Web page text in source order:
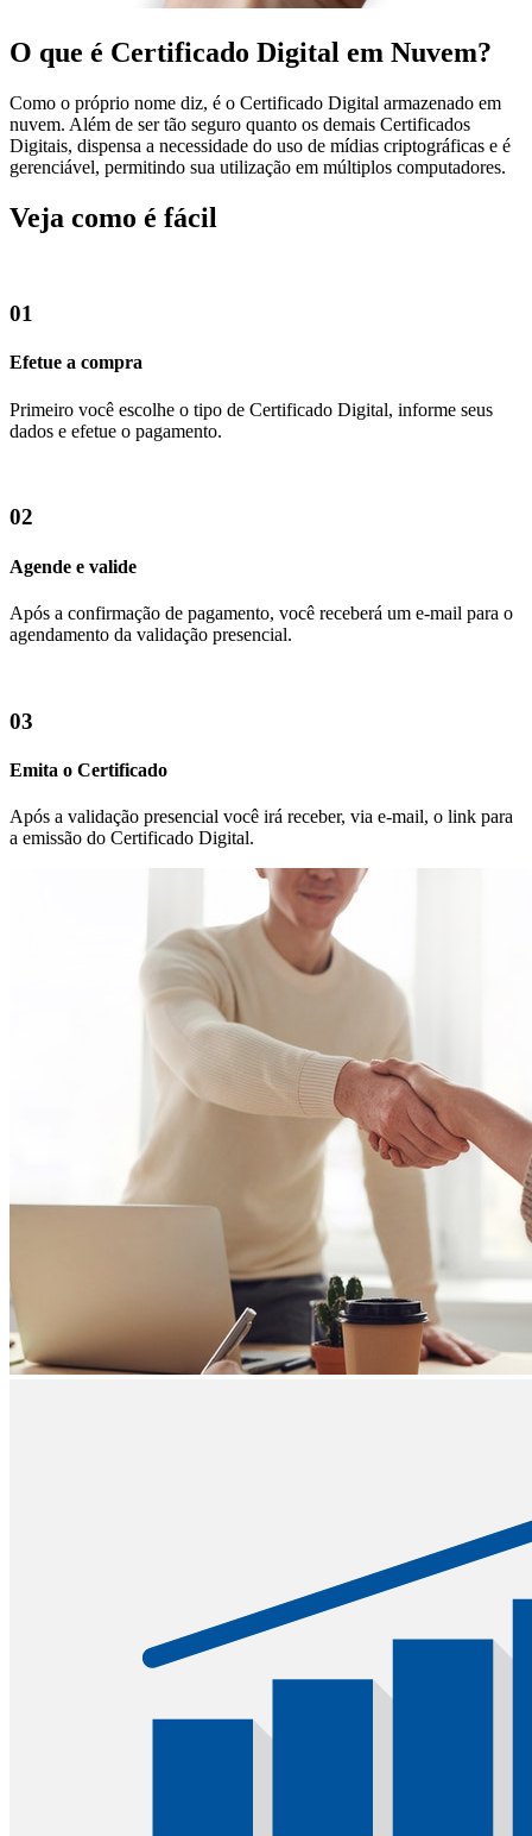
O que é Certificado Digital em Nuvem?
Como o próprio nome diz, é o Certificado Digital armazenado em
nuvem. Além de ser tão seguro quanto os demais Certificados
Digitais, dispensa a necessidade do uso de mídias criptográficas e é
gerenciável, permitindo sua utilização em múltiplos computadores.
Veja como é fácil
01
Efetue a compra
Primeiro você escolhe o tipo de Certificado Digital, informe seus
dados e efetue o pagamento.
02
Agende e valide
Após a confirmação de pagamento, você receberá um e-mail para o
agendamento da validação presencial.
03
Emita o Certificado
Após a validação presencial você irá receber, via e-mail, o link para
a emissão do Certificado Digital.